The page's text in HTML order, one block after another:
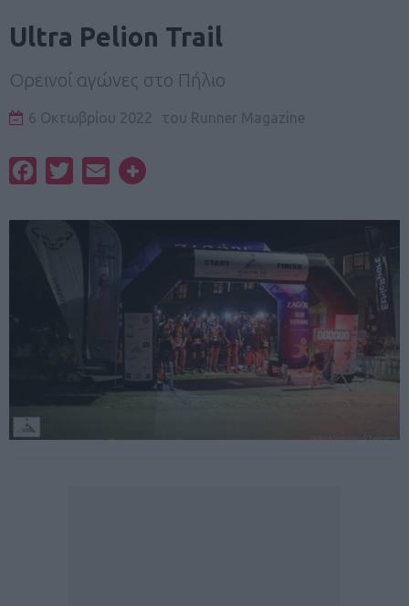
Ultra Pelion Trail
Ορεινοί αγώνες στο Πήλιο
6 Οκτωβρίου 2022 του Runner Magazine
FacebookTwitterEmail